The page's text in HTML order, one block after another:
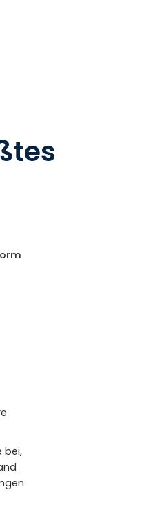
bei,